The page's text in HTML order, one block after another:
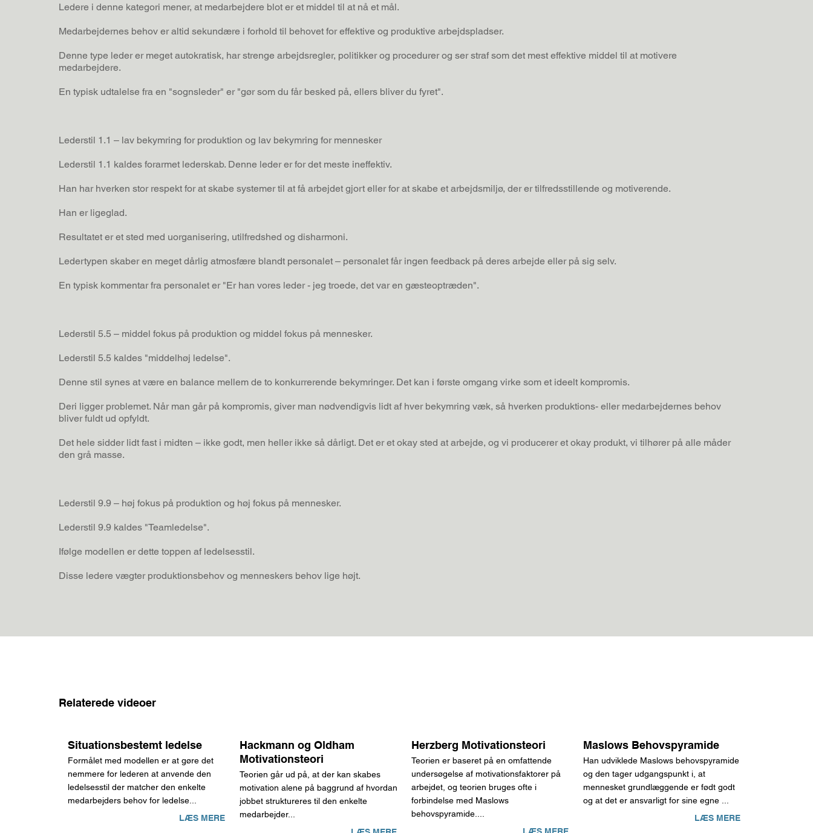
Ledere i denne kategori mener, at medarbejdere blot er et middel til at nå et mål.
Medarbejdernes behov er altid sekundære i forhold til behovet for effektive og produktive arbejdspladser.
Denne type leder er meget autokratisk, har strenge arbejdsregler, politikker og procedurer og ser straf som det mest effektive middel til at motivere
medarbejdere.
En typisk udtalelse fra en "sognsleder" er "gør som du får besked på, ellers bliver du fyret".
Lederstil 1.1 – lav bekymring for produktion og lav bekymring for mennesker
Lederstil 1.1 kaldes forarmet lederskab. Denne leder er for det meste ineffektiv.
Han har hverken stor respekt for at skabe systemer til at få arbejdet gjort eller for at skabe et arbejdsmiljø, der er tilfredsstillende og motiverende.
Han er ligeglad.
Resultatet er et sted med uorganisering, utilfredshed og disharmoni.
Ledertypen skaber en meget dårlig atmosfære blandt personalet – personalet får ingen feedback på deres arbejde eller på sig selv.
En typisk kommentar fra personalet er "Er han vores leder - jeg troede, det var en gæsteoptræden".
Lederstil 5.5 – middel fokus på produktion og middel fokus på mennesker.
Lederstil 5.5 kaldes "middelhøj ledelse".
Denne stil synes at være en balance mellem de to konkurrerende bekymringer. Det kan i første omgang virke som et ideelt kompromis.
Deri ligger problemet. Når man går på kompromis, giver man nødvendigvis lidt af hver bekymring væk, så hverken produktions- eller medarbejdernes behov
bliver fuldt ud opfyldt.
Det hele sidder lidt fast i midten – ikke godt, men heller ikke så dårligt. Det er et okay sted at arbejde, og vi producerer et okay produkt, vi tilhører på alle måder
den grå masse.
Lederstil 9.9 – høj fokus på produktion og høj fokus på mennesker.
Lederstil 9.9 kaldes "Teamledelse".
Ifølge modellen er dette toppen af ledelsesstil.
Disse ledere vægter produktionsbehov og menneskers behov lige højt.
Relaterede videoer
Situationsbestemt ledelse
Formålet med modellen er at gøre det
nemmere for lederen at anvende den
ledelsesstil der matcher den enkelte
medarbejders behov for ledelse...
LÆS MERE
Hackmann og Oldham
Motivationsteori
Teorien går ud på, at der kan skabes
motivation alene på baggrund af hvordan
jobbet struktureres til den enkelte
medarbejder...
Herzberg Motivationsteori
Teorien er baseret på en omfattende
undersøgelse af motivationsfaktorer på
arbejdet, og teorien bruges ofte i
forbindelse med Maslows
behovspyramide....
LÆS MERE
Maslows Behovspyramide
Han udviklede Maslows behovspyramide
og den tager udgangspunkt i, at
mennesket grundlæggende er født godt
og at det er ansvarligt for sine egne ...
LÆS MERE